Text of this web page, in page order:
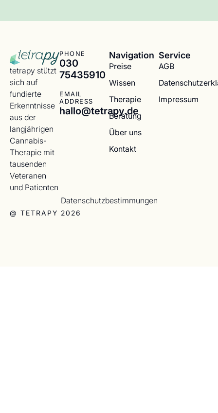
tetrapy stützt
sich auf
fundierte
Erkenntnisse
aus der
langjährigen
Cannabis-
Therapie mit
tausenden
Veteranen
und Patienten
PHONE
030
75435910
EMAIL
ADDRESS
hallo@tetrapy.de
Navigation
Preise
Wissen
Therapie
Beratung
Über uns
Kontakt
Service
AGB
Impressum
@ TETRAPY 2026
Datenschutzbestimmungen